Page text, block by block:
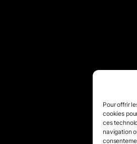
Pour offrir
cookies
ces
navigation